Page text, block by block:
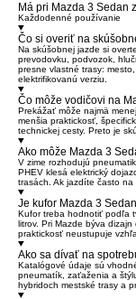
Má pri Mazda 3 Sedan
Každodenné používanie
Čo si overiť na
Na skúšobnej jazde si
prevodovku, podvozok,
presne vlastné trasy:
elektrifikovanú verziu.
Čo môže vodičovi na
Prekážať môže najmä
menšia praktickosť,
technickej cesty. Preto je
Ako môže Mazda 3
V zime rozhodujú
PHEV klesá elektrický
trasách. Ak jazdíte často
Je kufor Mazda 3
Kufor treba hodnotiť podľa
litrov. Pri Mazde býva
praktickosť neustupuje
Ako sa dívať na
Katalógové údaje sú
pneumatík, zaťaženia a
hybridoch mestské trasy a